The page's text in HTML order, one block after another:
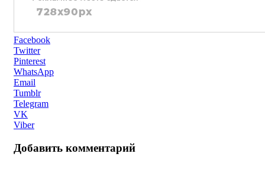
Facebook
Twitter
Pinterest
WhatsApp
Email
Tumblr
Telegram
VK
Viber
Добавить комментарий